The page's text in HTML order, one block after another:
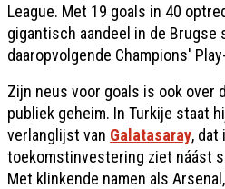
League. Met 19 goals in 40
gigantisch aandeel in de Brugse
daaropvolgende Champions'
Zijn neus voor goals is ook over
publiek geheim. In Turkije staat
verlanglijst van Galatasaray, dat
toekomstinvestering ziet náást
Met klinkende namen als